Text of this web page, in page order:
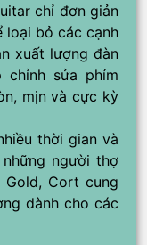
chỉ đơn giản
loại bỏ các cạnh
xuất lượng đàn
sửa phím
mịn và cực kỳ
thời gian và
người thợ
Gold, Cort cung
dành cho các